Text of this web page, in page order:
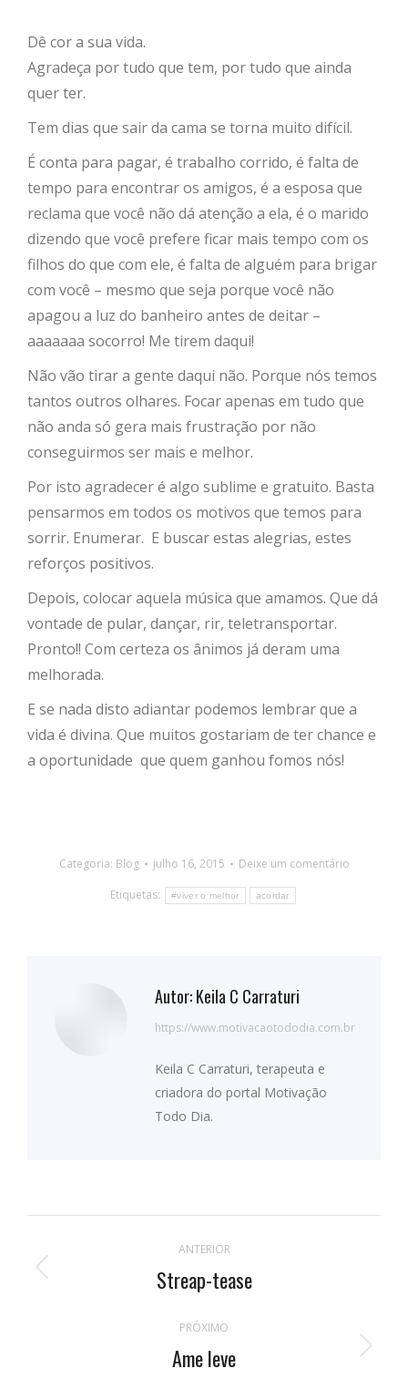
Dê cor a sua vida.
Agradeça por tudo que tem, por tudo que ainda
quer ter.
Tem dias que sair da cama se torna muito difícil.
É conta para pagar, é trabalho corrido, é falta de
tempo para encontrar os amigos, é a esposa que
reclama que você não dá atenção a ela, é o marido
dizendo que você prefere ficar mais tempo com os
filhos do que com ele, é falta de alguém para brigar
com você – mesmo que seja porque você não
apagou a luz do banheiro antes de deitar –
aaaaaaa socorro! Me tirem daqui!
Não vão tirar a gente daqui não. Porque nós temos
tantos outros olhares. Focar apenas em tudo que
não anda só gera mais frustração por não
conseguirmos ser mais e melhor.
Por isto agradecer é algo sublime e gratuito. Basta
pensarmos em todos os motivos que temos para
sorrir. Enumerar. E buscar estas alegrias, estes
reforços positivos.
Depois, colocar aquela música que amamos. Que dá
vontade de pular, dançar, rir, teletransportar.
Pronto!! Com certeza os ânimos já deram uma
melhorada.
E se nada disto adiantar podemos lembrar que a
vida é divina. Que muitos gostariam de ter chance e
a oportunidade que quem ganhou fomos nós!
Categoria: Blog julho 16, 2015
Deixe um comentário
Etiquetas:
#viver o melhor acordar
Autor:Keila C Carraturi
https://www.motivacaotododia.com.br
Keila C Carraturi, terapeuta e
criadora do portal Motivação
Todo Dia.
de
ANTERIOR
Publicação
Streap-tease
PRÓXIMO
Próximo
Ame leve